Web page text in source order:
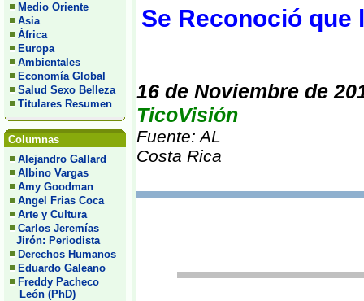
Medio Oriente
Asia
África
Europa
Ambientales
Economía Global
Salud Sexo Belleza
Titulares Resumen
Columnas
Alejandro Gallard
Albino Vargas
Amy Goodman
Angel Frias Coca
Arte y Cultura
Carlos Jeremías
Jirón: Periodista
Derechos Humanos
Eduardo Galeano
Freddy Pacheco
León (PhD)
Se Reconoció
16 de Noviembre de
TicoVisión
Fuente: AL
Costa Rica